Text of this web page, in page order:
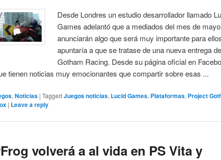
Desde Londres un estudio desarrollador llamado
Games adelantó que a mediados del mes de mayo
anunciarán algo que será muy importante para
apuntaría a que se tratase de una nueva entrega
Gotham Racing. Desde su página oficial en
tienen noticias muy emocionantes que compartir sobre esas ...
,Noticias |Tagged Juegos noticias, Lucid Games, Plataformas, Project
| Leave a reply
volverá a al vida en PS Vita y